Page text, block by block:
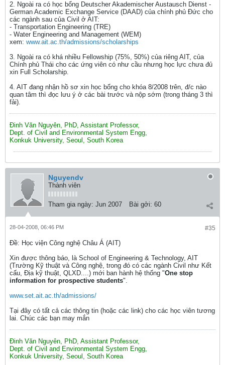
2. Ngoài ra có học bổng Deutscher Akademischer Austausch Dienst -
German Academic Exchange Service (DAAD) của chính phủ Đức cho
các ngành sau của Civil ở AIT:
- Transportation Engineering (TRE)
- Water Engineering and Management (WEM)
xem: www.ait.ac.th/admissions/scholarships
3. Ngoài ra có khá nhiều Fellowship (75%, 50%) của riêng AIT, của
Chính phủ Thái cho các ứng viên có như cầu nhưng học lực chưa đủ
xin Full Scholarship.
4. AIT đang nhận hồ sơ xin học bổng cho khóa 8/2008 trên, đ/c nào
quan tâm thì đọc lưu ý ở các bài trước và nộp sớm (trong tháng 3 thì
fải).
Đinh Văn Nguyên, PhD, Assistant Professor,
Dept. of Civil and Environmental System Engg,
Konkuk University, Seoul, South Korea
Nguyendv
Thành viên
Tham gia ngày: Jun 2007 Bài gởi: 60
#35
28-04-2008, 06:46 PM
Ðề: Học viện Công nghệ Châu Á (AIT)
Xin được thông báo, là School of Engineering & Technology, AIT
(Trường Kỹ thuật và Công nghệ, trong đó có các ngành Civil như Kết
cấu, Địa kỹ thuật, QLXD....) mới ban hành hệ thống "One stop
information for prospective students".
www.set.ait.ac.th/admissions/
Tại đây có tất cả các thông tin (hoặc các link) cho các học viên tương
lai. Chúc các bạn may mắn
Đinh Văn Nguyên, PhD, Assistant Professor,
Dept. of Civil and Environmental System Engg,
Konkuk University, Seoul, South Korea